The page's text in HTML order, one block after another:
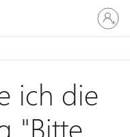
Bei
Ihrem
Konto
ich die
"Bitte